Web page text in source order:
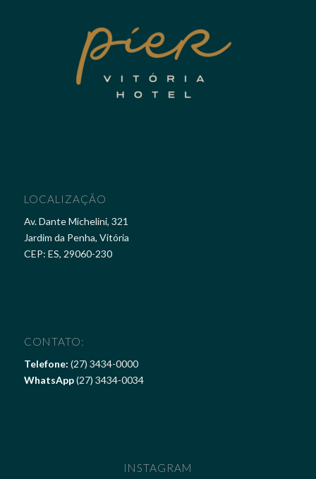
LOCALIZAÇÃO
Av. Dante Michelini, 321
Jardim da Penha, Vitória
CEP: ES, 29060-230
CONTATO:
Telefone: (27) 3434-0000
WhatsApp(27) 3434-0034
INSTAGRAM